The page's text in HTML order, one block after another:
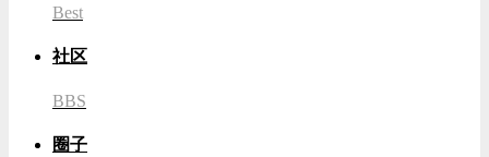
Best
社区
BBS
圈子